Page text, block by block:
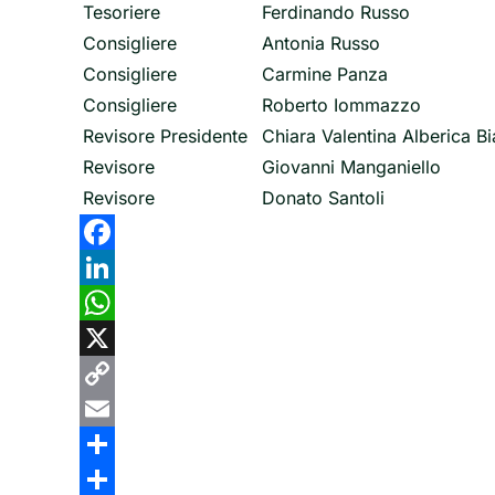
Tesoriere
Ferdinando Russo
Consigliere
Antonia Russo
Consigliere
Carmine Panza
Consigliere
Roberto Iommazzo
Revisore Presidente
Chiara Valentina Alberica
Revisore
Giovanni Manganiello
Revisore
Donato Santoli
Facebook
LinkedIn
WhatsApp
X
Copy
Link
Email
Share